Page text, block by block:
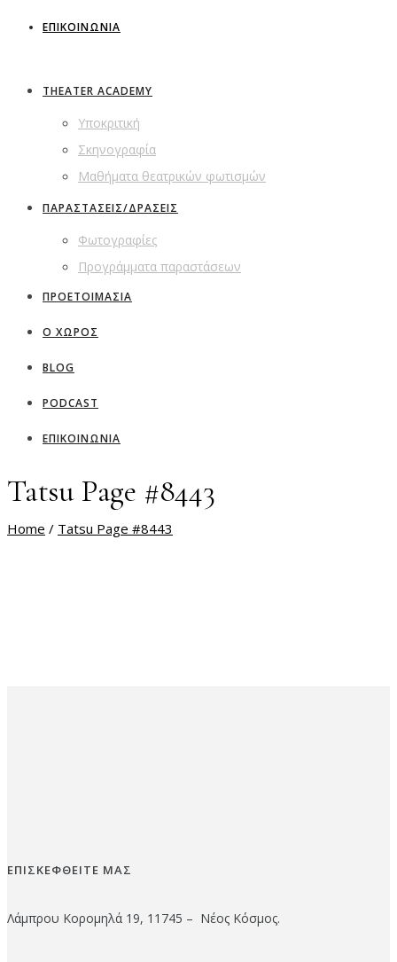
ΕΠΙΚΟΙΝΩΝΙΑ
THEATER ACADEMY
Υποκριτική
Σκηνογραφία
Μαθήματα θεατρικών φωτισμών
ΠΑΡΑΣΤΑΣΕΙΣ/ΔΡΑΣΕΙΣ
Φωτογραφίες
Προγράμματα παραστάσεων
ΠΡΟΕΤΟΙΜΑΣΙΑ
Ο ΧΩΡΟΣ
BLOG
PODCAST
ΕΠΙΚΟΙΝΩΝΙΑ
Tatsu Page #8443
Home / Tatsu Page #8443
ΕΠΙΣΚΕΦΘΕΙΤΕ ΜΑΣ
Λάμπρου Κορομηλά 19, 11745 – Νέος Κόσμος.